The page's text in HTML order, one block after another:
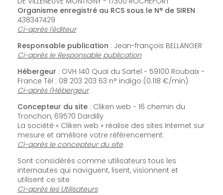
Organisme enregistré au RCS sous le N° de SIREN :
438347429
Ci-après l'éditeur
Responsable publication : Jean-françois BELLANGER
Ci-après le Responsable publication
Hébergeur : OVH 140 Quai du Sartel - 59100 Roubaix -
France Tél : 08 203 203 63 n° indigo (0.118 €/min)
Ci-après l'Hébergeur
Concepteur du site : Cliken web - 16 chemin du
Tronchon, 69570 Dardilly
La société « Cliken web » réalise des sites Internet sur
mesure et améliore votre référencement.
Ci-après le concepteur du site
Sont considérés comme utilisateurs tous les
internautes qui naviguent, lisent, visionnent et
utilisent ce site
Ci-après les Utilisateurs